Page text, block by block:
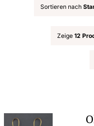
Sortieren nach
Zeige 12